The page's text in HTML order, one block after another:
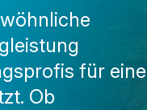
für eine
Ob